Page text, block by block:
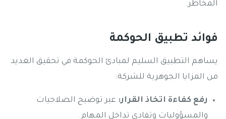
المخاطر.
فوائد تطبيق الحوكمة
يساهم التطبيق السليم لمبادئ الحوكمة في تحقيق العديد
من المزايا الجوهرية للشركة:
رفع كفاءة اتخاذ القرار: عبر توضيح الصلاحيات
والمسؤوليات وتفادي تداخل المهام.